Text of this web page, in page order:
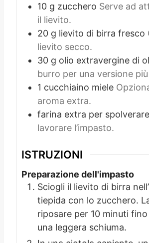
10 g zucchero Serve ad
il lievito.
20 g lievito di birra fresco
lievito secco.
30 g olio extravergine di
burro per una versione
1 cucchiaino miele
aroma extra.
farina extra per spolverare
lavorare l’impasto.
ISTRUZIONI
Preparazione dell'impasto
Sciogli il lievito di birra
tiepida con lo zucchero.
riposare per 10 minuti
una leggera schiuma.